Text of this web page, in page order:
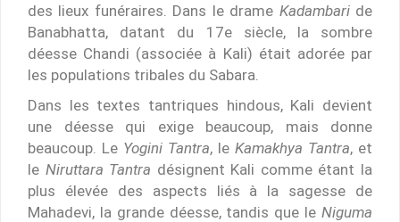
des lieux funéraires. Dans le drame Kadambaride
Banabhatta, datant du 17e siècle, la sombre
déesse Chandi (associée à Kali) était adorée par
les populations tribales du Sabara.
Dans les textes tantriques hindous, Kali devient
une déesse qui exige beaucoup, mais donne
beaucoup. Le Yogini Tantra, le Kamakhya Tantra, et
le Niruttara Tantra désignent Kali comme étant la
plus élevée des aspects liés à la sagesse de
Mahadevi, la grande déesse, tandis que le Niguma